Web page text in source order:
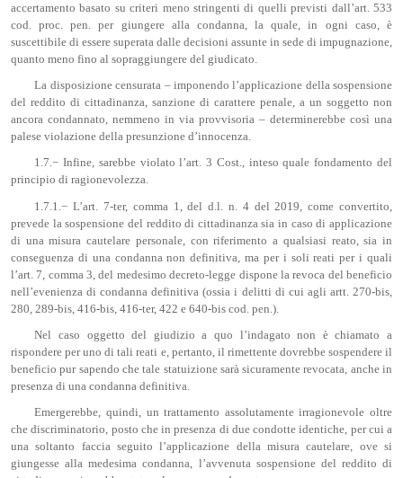
accertamento basato su criteri meno stringenti di quelli previsti dall’art. 533
cod. proc. pen. per giungere alla condanna, la quale, in ogni caso, è
suscettibile di essere superata dalle decisioni assunte in sede di impugnazione,
quanto meno fino al sopraggiungere del giudicato.
La disposizione censurata – imponendo l’applicazione della sospensione
del reddito di cittadinanza, sanzione di carattere penale, a un soggetto non
ancora condannato, nemmeno in via provvisoria – determinerebbe così una
palese violazione della presunzione d’innocenza.
1.7.− Infine, sarebbe violato l’art. 3 Cost., inteso quale fondamento del
principio di ragionevolezza.
1.7.1.− L’art. 7-ter, comma 1, del d.l. n. 4 del 2019, come convertito,
prevede la sospensione del reddito di cittadinanza sia in caso di applicazione
di una misura cautelare personale, con riferimento a qualsiasi reato, sia in
conseguenza di una condanna non definitiva, ma per i soli reati per i quali
l’art. 7, comma 3, del medesimo decreto-legge dispone la revoca del beneficio
nell’evenienza di condanna definitiva (ossia i delitti di cui agli artt. 270-bis,
280, 289-bis, 416-bis, 416-ter, 422 e 640-bis cod. pen.).
Nel caso oggetto del giudizio a quo l’indagato non è chiamato a
rispondere per uno di tali reati e, pertanto, il rimettente dovrebbe sospendere il
beneficio pur sapendo che tale statuizione sarà sicuramente revocata, anche in
presenza di una condanna definitiva.
Emergerebbe, quindi, un trattamento assolutamente irragionevole oltre
che discriminatorio, posto che in presenza di due condotte identiche, per cui a
una soltanto faccia seguito l’applicazione della misura cautelare, ove si
giungesse alla medesima condanna, l’avvenuta sospensione del reddito di